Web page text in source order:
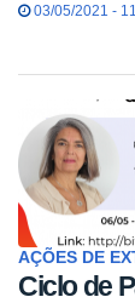
03/05/2021 -
AÇÕES DE
Ciclo de